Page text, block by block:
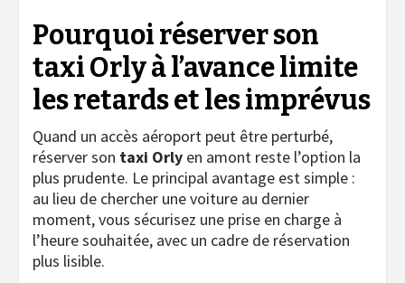
Pourquoi réserver son
taxi Orly à l’avance limite
les retards et les imprévus
Quand un accès aéroport peut être perturbé,
réserver son taxi Orly en amont reste l’option la
plus prudente. Le principal avantage est simple :
au lieu de chercher une voiture au dernier
moment, vous sécurisez une prise en charge à
l’heure souhaitée, avec un cadre de réservation
plus lisible.